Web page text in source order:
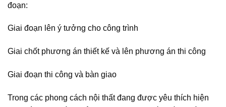
đoạn:
Giai đoạn lên ý tưởng cho công trình
Giai chốt phương án thiết kế và lên phương án thi công
Giai đoạn thi công và bàn giao
Trong các phong cách nội thất đang được yêu thích hiện